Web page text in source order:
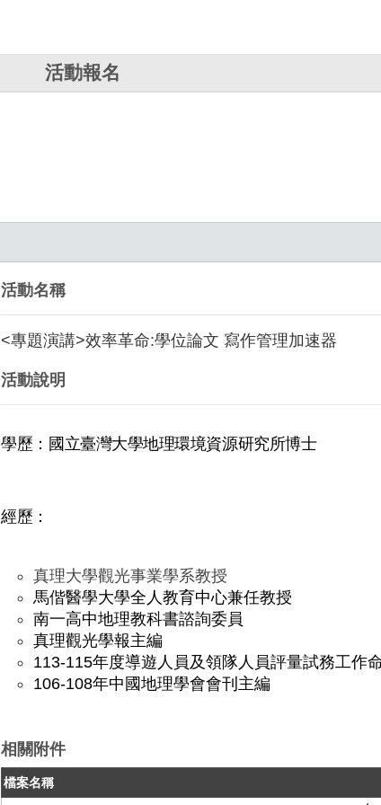
活動報名
活動名稱
<專題演講>效率革命:學位論文 寫作管理加速器
活動說明
學歷：國立臺灣大學地理環境資源研究所博士
經歷：
真理大學觀光事業學系教授
馬偕醫學大學全人教育中心兼任教授
南一高中地理教科書諮詢委員
真理觀光學報主編
113-115年度導遊人員及領隊人員評量試務工作
106-108年中國地理學會會刊主編
相關附件
檔案名稱